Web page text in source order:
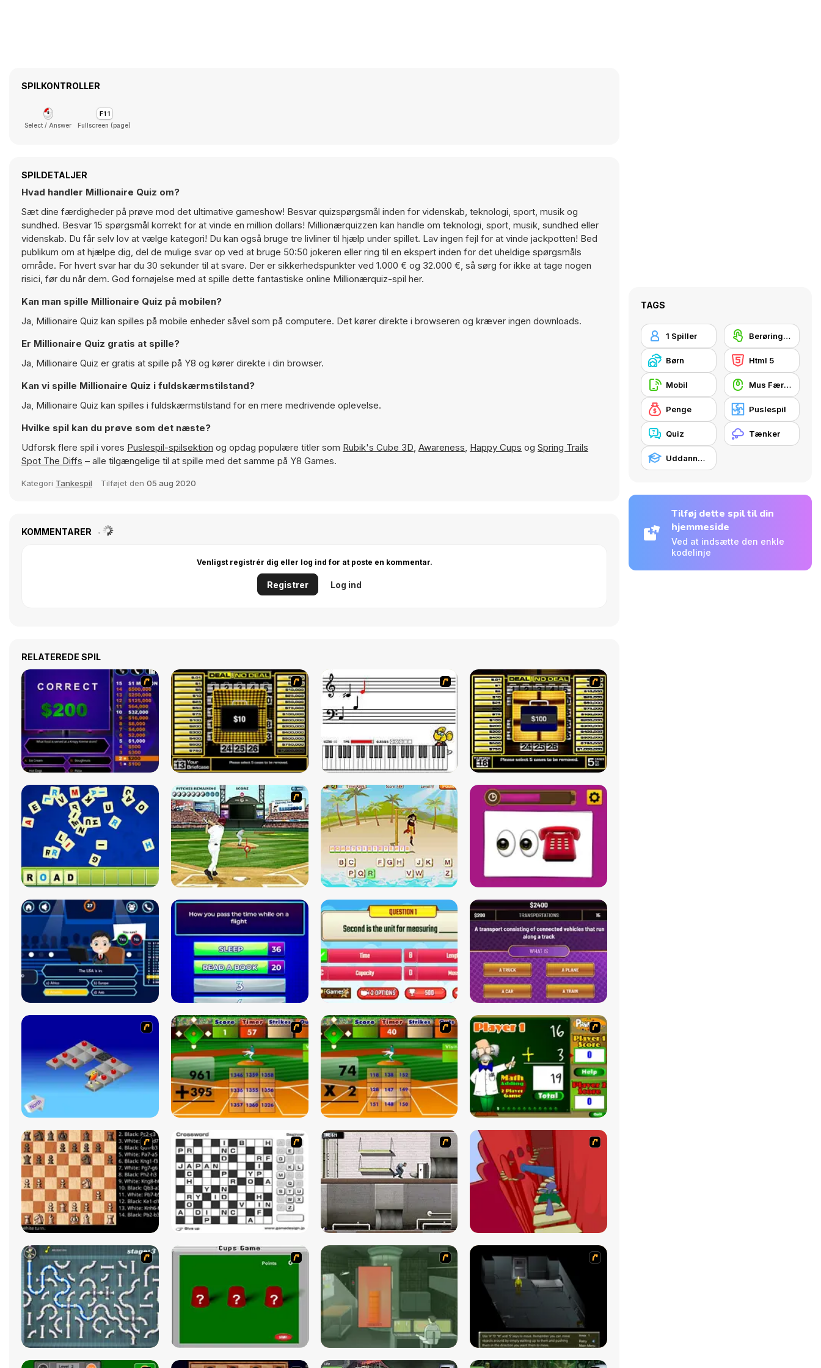
SPILKONTROLLER
Select / Answer Fullscreen (page)
SPILDETALJER
Hvad handler Millionaire Quiz om?
Sæt dine færdigheder på prøve mod det ultimative gameshow! Besvar quizspørgsmål inden for videnskab, teknologi, sport, musik og
sundhed. Besvar 15 spørgsmål korrekt for at vinde en million dollars! Millionærquizzen kan handle om teknologi, sport, musik, sundhed eller
videnskab. Du får selv lov at vælge kategori! Du kan også bruge tre livliner til hjælp under spillet. Lav ingen fejl for at vinde jackpotten! Bed
publikum om at hjælpe dig, del de mulige svar op ved at bruge 50:50 jokeren eller ring til en ekspert inden for det uheldige spørgsmåls
område. For hvert svar har du 30 sekunder til at svare. Der er sikkerhedspunkter ved 1.000 € og 32.000 €, så sørg for ikke at tage nogen
risici, før du når dem. God fornøjelse med at spille dette fantastiske online Millionærquiz-spil her.
Kan man spille Millionaire Quiz på mobilen?
Ja, Millionaire Quiz kan spilles på mobile enheder såvel som på computere. Det kører direkte i browseren og kræver ingen downloads.
Er Millionaire Quiz gratis at spille?
Ja, Millionaire Quiz er gratis at spille på Y8 og kører direkte i din browser.
Kan vi spille Millionaire Quiz i fuldskærmstilstand?
Ja, Millionaire Quiz kan spilles i fuldskærmstilstand for en mere medrivende oplevelse.
Hvilke spil kan du prøve som det næste?
Udforsk flere spil i vores Puslespil-spilsektion og opdag populære titler som Rubik's Cube 3D, Awareness, Happy Cups og Spring Trails
Spot The Diffs – alle tilgængelige til at spille med det samme på Y8 Games.
Kategori Tankespil Tilføjet den 05 aug 2020
KOMMENTARER
Venligst registrér dig eller log ind for at poste en kommentar.
Registrer Log ind
RELATEREDE SPIL
TAGS
1 Spiller Berøringsskærm
Børn Html 5
Mobil Mus Færdigheder
Penge Puslespil
Quiz Tænker
Uddannelsesmæssig
Tilføj dette spil til din
hjemmeside
Ved at indsætte den enkle
kodelinje